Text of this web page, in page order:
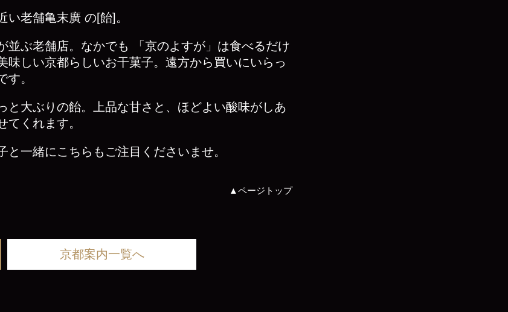
い老舗亀末廣 の[飴]。
並ぶ老舗店。なかでも 「京のよすが」は食べるだけ
味しい京都らしいお干菓子。遠方から買いにいらっ
す。
と大ぶりの飴。上品な甘さと、ほどよい酸味がしあ
てくれます。
と一緒にこちらもご注目くださいませ。
▲ページトップ
京都案内一覧へ